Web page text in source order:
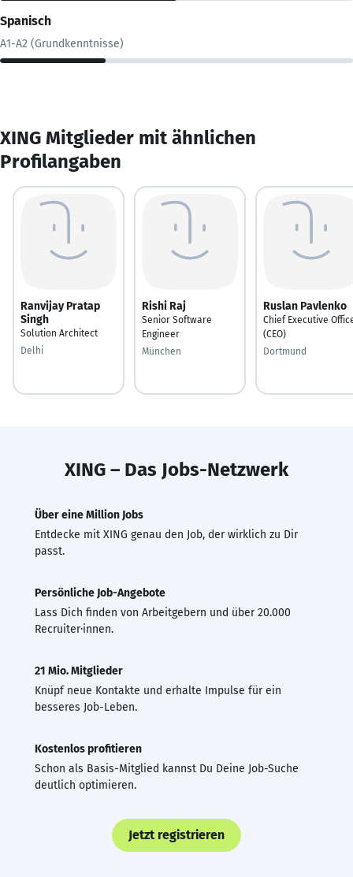
Spanisch
A1-A2 (Grundkenntnisse)
XING Mitglieder mit ähnlichen
Profilangaben
Ranvijay Pratap
Singh
Solution Architect
Delhi
Rishi Raj
Senior Software
Engineer
München
Ruslan Pavlenko
Chief Executive
(CEO)
Dortmund
XING – Das Jobs-Netzwerk
Über eine Million Jobs
Entdecke mit XING genau den Job, der wirklich zu Dir
passt.
Persönliche Job-Angebote
Lass Dich finden von Arbeitgebern und über 20.000
Recruiter·innen.
21 Mio. Mitglieder
Knüpf neue Kontakte und erhalte Impulse für ein
besseres Job-Leben.
Kostenlos profitieren
Schon als Basis-Mitglied kannst Du Deine Job-Suche
deutlich optimieren.
Jetzt registrieren